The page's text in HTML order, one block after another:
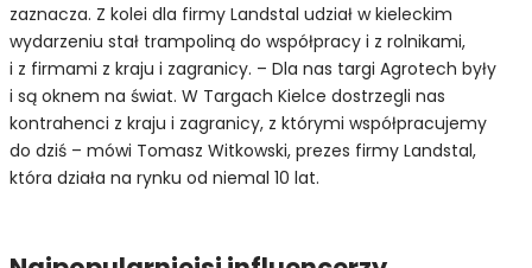
zaznacza. Z kolei dla firmy Landstal udział w kieleckim
wydarzeniu stał trampoliną do współpracy i z rolnikami,
i z firmami z kraju i zagranicy. – Dla nas targi Agrotech były
i są oknem na świat. W Targach Kielce dostrzegli nas
kontrahenci z kraju i zagranicy, z którymi współpracujemy
do dziś – mówi Tomasz Witkowski, prezes firmy Landstal,
która działa na rynku od niemal 10 lat.